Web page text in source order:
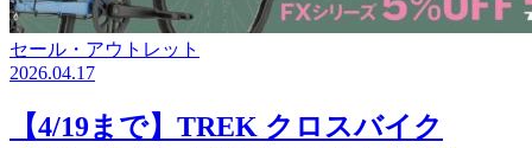
セール・アウトレット
2026.04.17
【4/19まで】TREK クロスバイク